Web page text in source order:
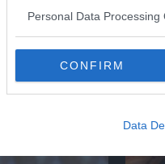
Personal Data Processing
CONFIRM
Data
da un